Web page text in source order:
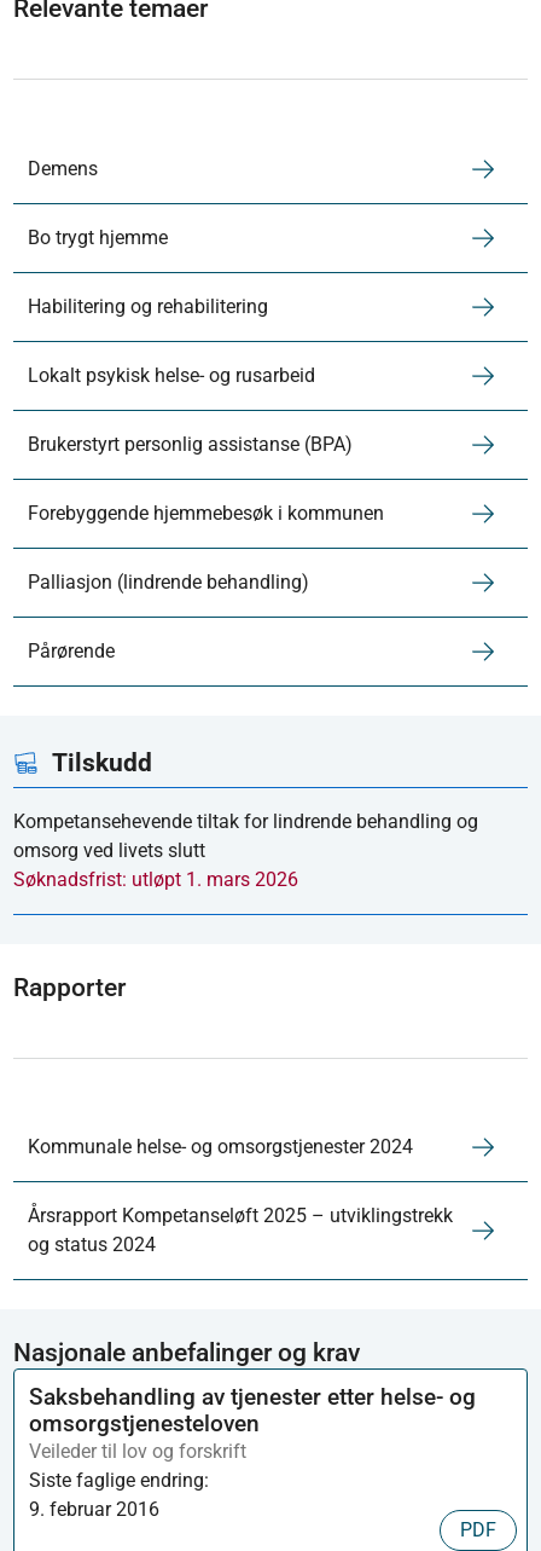
Relevante temaer
Demens
Bo trygt hjemme
Habilitering og rehabilitering
Lokalt psykisk helse- og rusarbeid
Brukerstyrt personlig assistanse (BPA)
Forebyggende hjemmebesøk i kommunen
Palliasjon (lindrende behandling)
Pårørende
Tilskudd
Kompetansehevende tiltak for lindrende behandling og
omsorg ved livets slutt
Søknadsfrist: utløpt 1. mars 2026
Rapporter
Kommunale helse- og omsorgstjenester 2024
Årsrapport Kompetanseløft 2025 – utviklingstrekk
og status 2024
Nasjonale anbefalinger og krav
Saksbehandling av tjenester etter helse- og
omsorgstjenesteloven
Veileder til lov og forskrift
Siste faglige endring:
9. februar 2016
PDF